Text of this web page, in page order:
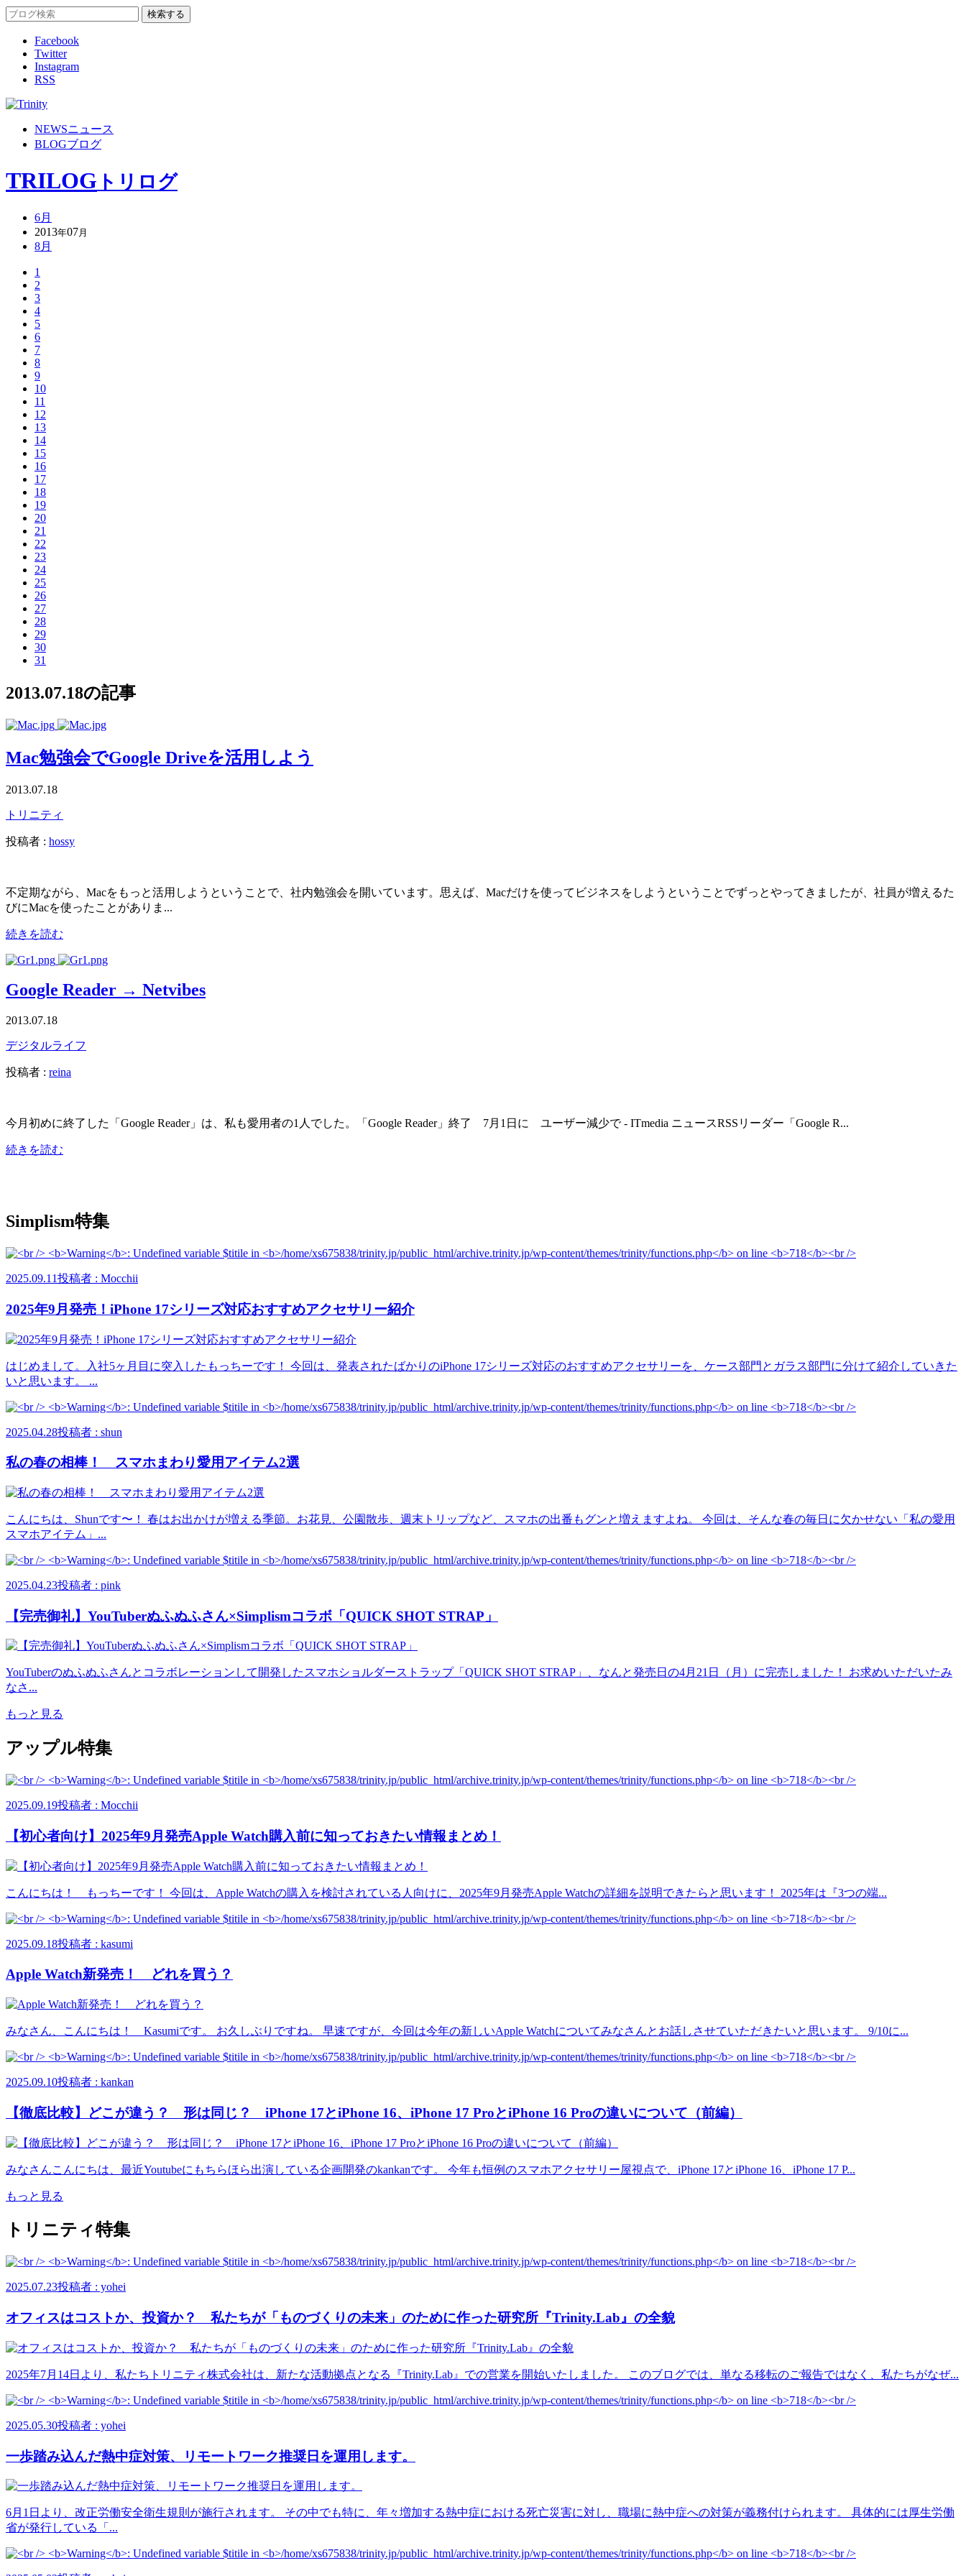
Facebook
Twitter
Instagram
RSS
NEWSニュース
BLOGブログ
TRILOG トリログ
6月
2013年07 月
8月
1
2
3
4
5
6
7
8
9
10
11
12
13
14
15
16
17
18
19
20
21
22
23
24
25
26
27
28
29
30
31
2013.07.18の記事
Mac勉強会でGoogle Driveを活用しよう
2013.07.18
トリニティ
投稿者 : hossy
不定期ながら、Macをもっと活用しようということで、社内勉強会を開いています。思えば、Macだけを使ってビジネスをしようということでずっとやってきましたが、社員が増えるた
びにMacを使ったことがありま...
続きを読む
Google Reader → Netvibes
2013.07.18
デジタルライフ
投稿者 : reina
今月初めに終了した「Google Reader」は、私も愛用者の1人でした。「Google Reader」終了 7月1日に ユーザー減少で - ITmedia ニュースRSSリーダー「Google R...
続きを読む
Simplism特集
2025.09.11投稿者 : Mocchii
2025年9月発売！iPhone 17シリーズ対応おすすめアクセサリー紹介
はじめまして。入社5ヶ月目に突入したもっちーです！ 今回は、発表されたばかりのiPhone 17シリーズ対応のおすすめアクセサリーを、ケース部門とガラス部門に分けて紹介していきた
いと思います。 ...
2025.04.28投稿者 : shun
私の春の相棒！ スマホまわり愛用アイテム2選
こんにちは、Shunです〜！ 春はお出かけが増える季節。お花見、公園散歩、週末トリップなど、スマホの出番もグンと増えますよね。 今回は、そんな春の毎日に欠かせない「私の愛用
スマホアイテム」...
2025.04.23投稿者 : pink
【完売御礼】YouTuberぬふぬふさん×Simplismコラボ「QUICK SHOT STRAP」
YouTuberのぬふぬふさんとコラボレーションして開発したスマホショルダーストラップ「QUICK SHOT STRAP」、なんと発売日の4月21日（月）に完売しました！ お求めいただいたみ
なさ...
もっと見る
アップル特集
2025.09.19投稿者 : Mocchii
【初心者向け】2025年9月発売Apple Watch購入前に知っておきたい情報まとめ！
こんにちは！ もっちーです！ 今回は、Apple Watchの購入を検討されている人向けに、2025年9月発売Apple Watchの詳細を説明できたらと思います！ 2025年は『3つの端...
2025.09.18投稿者 : kasumi
Apple Watch新発売！ どれを買う？
みなさん、こんにちは！ Kasumiです。 お久しぶりですね。 早速ですが、今回は今年の新しいApple Watchについてみなさんとお話しさせていただきたいと思います。 9/10に...
2025.09.10投稿者 : kankan
【徹底比較】どこが違う？ 形は同じ？ iPhone 17とiPhone 16、iPhone 17 ProとiPhone 16 Proの違いについて（前編）
みなさんこんにちは、最近Youtubeにもちらほら出演している企画開発のkankanです。 今年も恒例のスマホアクセサリー屋視点で、iPhone 17とiPhone 16、iPhone 17 P...
もっと見る
トリニティ特集
2025.07.23投稿者 : yohei
オフィスはコストか、投資か？ 私たちが「ものづくりの未来」のために作った研究所『Trinity.Lab』の全貌
2025年7月14日より、私たちトリニティ株式会社は、新たな活動拠点となる『Trinity.Lab』での営業を開始いたしました。 このブログでは、単なる移転のご報告ではなく、私たちがなぜ...
2025.05.30投稿者 : yohei
一歩踏み込んだ熱中症対策、リモートワーク推奨日を運用します。
6月1日より、改正労働安全衛生規則が施行されます。 その中でも特に、年々増加する熱中症における死亡災害に対し、職場に熱中症への対策が義務付けられます。 具体的には厚生労働
省が発行している「...